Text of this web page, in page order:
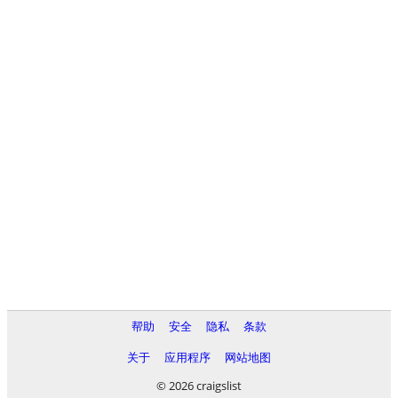
帮助 安全 隐私
条款
关于
应用程序
网站地图
© 2026 craigslist